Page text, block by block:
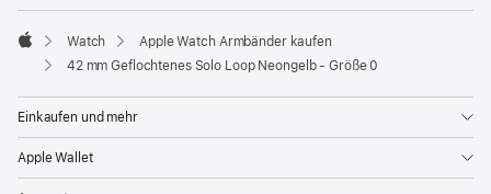
neues
Apple
Watch
Apple Watch Armbänder kaufen
42 mm Geflochtenes Solo Loop Neongelb - Größe 0
Einkaufen und mehr
Apple Wallet